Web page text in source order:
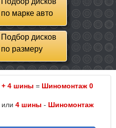
по марке авто
Подбор дисков
по размеру
+ 4 шины = Шиномонтаж 0
или 4 шины - Шиномонтаж